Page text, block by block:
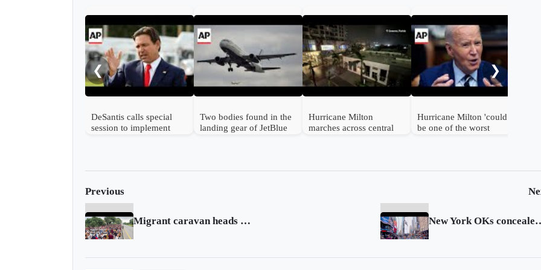
❮
DeSantis calls special
session to implement
Two bodies found in the
landing gear of JetBlue
Hurricane Milton
marches across central
Hurricane Milton 'could
be one of the worst
❯
Previous
Migrant caravan heads north from southern Mexico New York OKs